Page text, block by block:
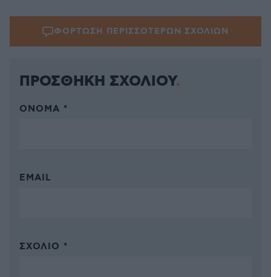
ΦΟΡΤΩΣΗ ΠΕΡΙΣΣΟΤΕΡΩΝ ΣΧΟΛΙΩΝ
ΠΡΟΣΘΗΚΗ ΣΧΟΛΙΟΥ
ΌΝΟΜΑ *
EMAIL
ΣΧΌΛΙΟ *